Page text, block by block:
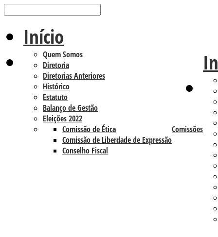
Início
Quem Somos
Diretoria
Diretorias Anteriores
Histórico
Estatuto
Balanço de Gestão
Eleições 2022
Comissões
Comissão de Ética
Comissão de Liberdade de Expressão
Conselho Fiscal